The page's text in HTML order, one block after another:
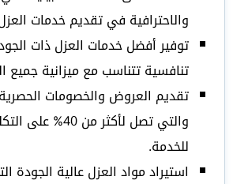
والاحترافية في تقديم خدمات
توفير أفضل خدمات العزل ذات
تنافسية تتناسب مع ميزانية جميع
تقديم العروض والخصومات
والتي تصل لأكثر من
للخدمة.
استيراد مواد العزل عالية الجودة